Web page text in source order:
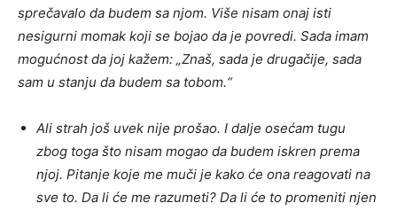
sprečavalo da budem sa njom. Više nisam onaj isti
nesigurni momak koji se bojao da je povredi. Sada imam
mogućnost da joj kažem: „Znaš, sada je drugačije, sada
sam u stanju da budem sa tobom.“
Ali strah još uvek nije prošao. I dalje osećam tugu
zbog toga što nisam mogao da budem iskren prema
njoj. Pitanje koje me muči je kako će ona reagovati na
sve to. Da li će me razumeti? Da li će to promeniti njen